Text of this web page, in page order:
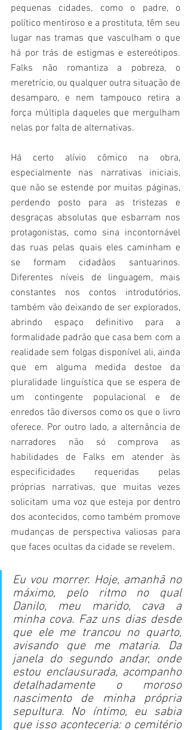
pequenas cidades, como o padre, o
político mentiroso e a prostituta, têm seu
lugar nas tramas que vasculham o que
há por trás de estigmas e estereótipos.
Falks não romantiza a pobreza, o
meretrício, ou qualquer outra situação de
desamparo, e nem tampouco retira a
força múltipla daqueles que mergulham
nelas por falta de alternativas.
Há certo alívio cômico na obra,
especialmente nas narrativas iniciais,
que não se estende por muitas páginas,
perdendo posto para as tristezas e
desgraças absolutas que esbarram nos
protagonistas, como sina incontornável
das ruas pelas quais eles caminham e
se formam cidadãos santuarinos.
Diferentes níveis de linguagem, mais
constantes nos contos introdutórios,
também vão deixando de ser explorados,
abrindo espaço definitivo para a
formalidade padrão que casa bem com a
realidade sem folgas disponível ali, ainda
que em alguma medida destoe da
pluralidade linguística que se espera de
um contingente populacional e de
enredos tão diversos como os que o livro
oferece. Por outro lado, a alternância de
narradores não só comprova as
habilidades de Falks em atender às
especificidades requeridas pelas
próprias narrativas, que muitas vezes
solicitam uma voz que esteja por dentro
dos acontecidos, como também promove
mudanças de perspectiva valiosas para
que faces ocultas da cidade se revelem.
Eu vou morrer. Hoje, amanhã no
máximo, pelo ritmo no qual
Danilo, meu marido, cava a
minha cova. Faz uns dias desde
que ele me trancou no quarto,
avisando que me mataria. Da
janela do segundo andar, onde
estou enclausurada, acompanho
detalhadamente o moroso
nascimento de minha própria
sepultura. No íntimo, eu sabia
que isso aconteceria: o cemitério